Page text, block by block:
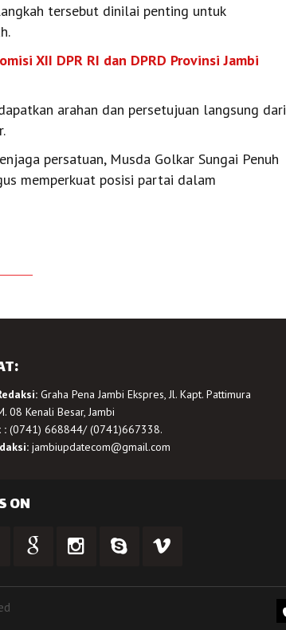
tersebut dinilai penting untuk
XII DPR RI dan DPRD Provinsi Jambi
arahan dan persetujuan langsung dari
persatuan, Musda Golkar Sungai Penuh
memperkuat posisi partai dalam
Graha Pena Jambi Ekspres, Jl. Kapt. Pattimura
08 Kenali Besar, Jambi
:(0741) 668844/ (0741)667338.
jambiupdatecom@gmail.com
ON